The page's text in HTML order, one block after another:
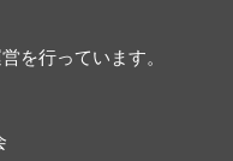
を行っています。